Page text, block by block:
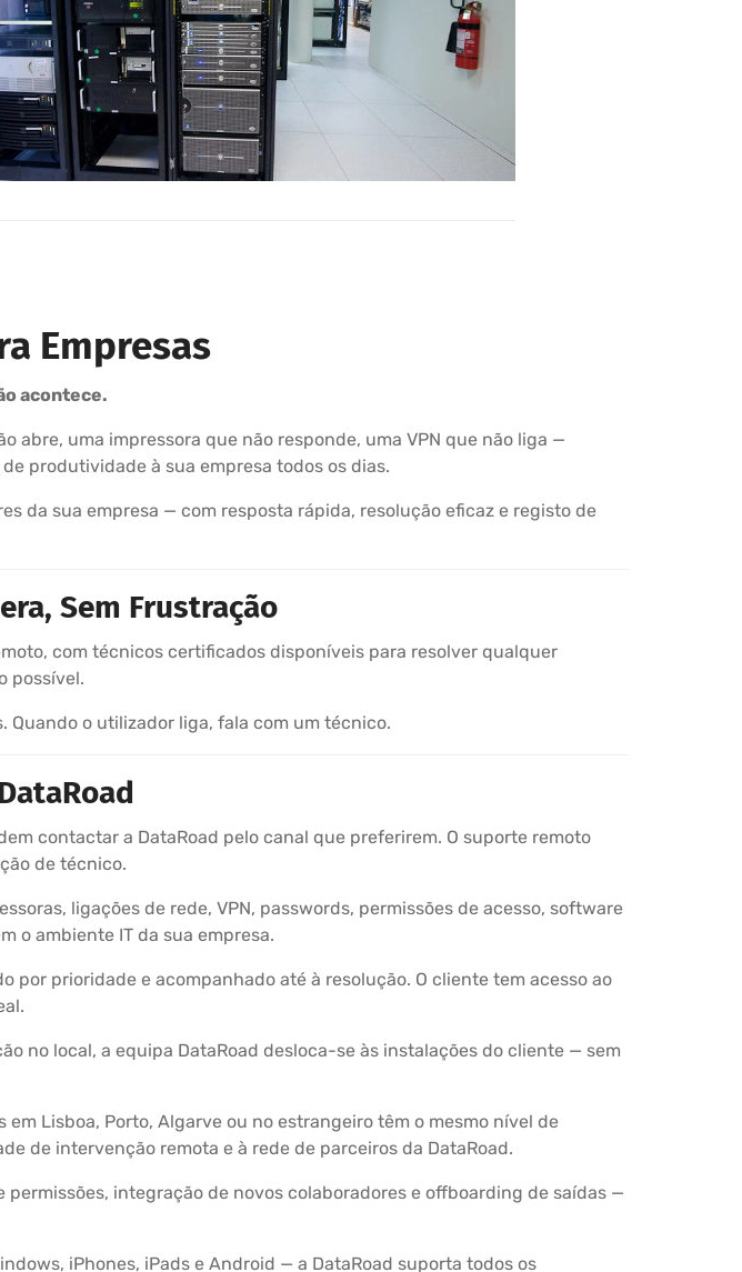
Empresas
acontece.
abre, uma impressora que não responde, uma VPN que não liga —
produtividade à sua empresa todos os dias.
da sua empresa — com resposta rápida, resolução eficaz e registo de
Sem Frustração
com técnicos certificados disponíveis para resolver qualquer
possível.
Quando o utilizador liga, fala com um técnico.
contactar a DataRoad pelo canal que preferirem. O suporte remoto
de técnico.
ligações de rede, VPN, passwords, permissões de acesso, software
o ambiente IT da sua empresa.
por prioridade e acompanhado até à resolução. O cliente tem acesso ao
no local, a equipa DataRoad desloca-se às instalações do cliente — sem
em Lisboa, Porto, Algarve ou no estrangeiro têm o mesmo nível de
de intervenção remota e à rede de parceiros da DataRoad.
permissões, integração de novos colaboradores e offboarding de saídas —
iPhones, iPads e Android — a DataRoad suporta todos os